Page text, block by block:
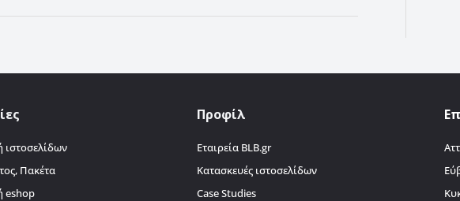
ιστοσελίδων
Πακέτα
eshop
Προφίλ
Εταιρεία BLB.gr
Κατασκευές ιστοσελίδων
Case Studies